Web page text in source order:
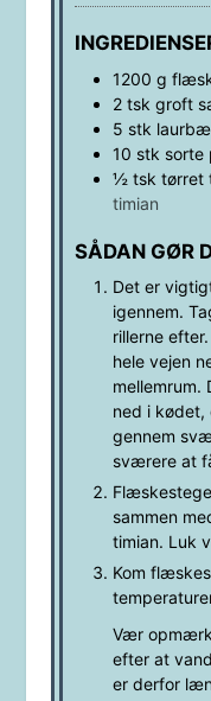
1200 g
2 tsk groft
5 stk
10 stk sorte
½ tsk tørret
timian
SÅDAN GØR
Det er
igennem.
rillerne
hele vejen
mellemrum.
ned i
gennem
sværere at
sammen
timian. Luk
Kom
Vær
efter at
er derfor